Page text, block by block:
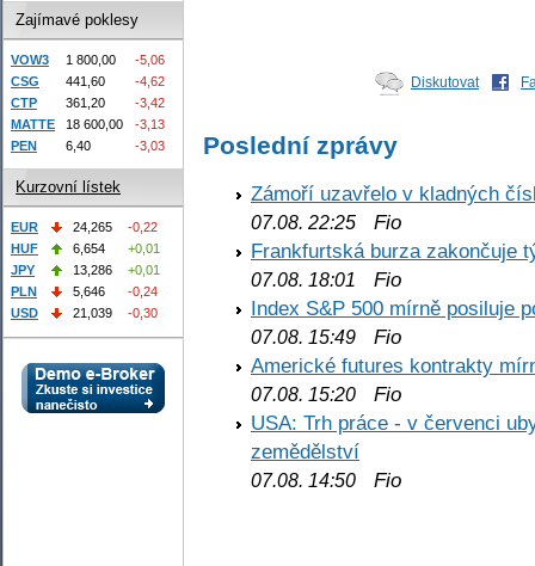
Diskutovat
Poslední zprávy
Zámoří uzavřelo v kladných
07.08. 22:25 Fio
Frankfurtská burza zakončuje
07.08. 18:01
Fio
Index S&P 500 mírně posiluje
07.08. 15:49 Fio
Americké futures kontrakty
07.08. 15:20 Fio
USA: Trh práce - v červenci
zemědělství
07.08. 14:50 Fio
Zajímavé poklesy
VOW3 1 800,00
-5,06
CSG
441,60
-4,62
CTP
361,20
-3,42
MATTE
18 600,00
-3,13
PEN
6,40 -3,03
Kurzovní lístek
EUR 24,265
-0,22
HUF
6,654
+0,01
JPY
13,286
+0,01
PLN
5,646
-0,24
USD
21,039 -0,30